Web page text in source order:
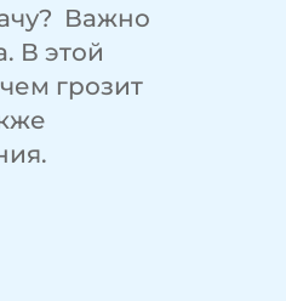
Важно
В этой
грозит